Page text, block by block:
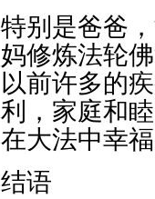
特别是爸爸
妈修炼法轮
以前许多的
利，家庭和
在大法中幸
结语